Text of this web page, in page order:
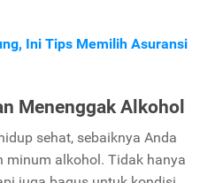
Ini Tips Memilih Asuransi
Menenggak Alkohol
sehat, sebaiknya Anda
minum alkohol. Tidak hanya